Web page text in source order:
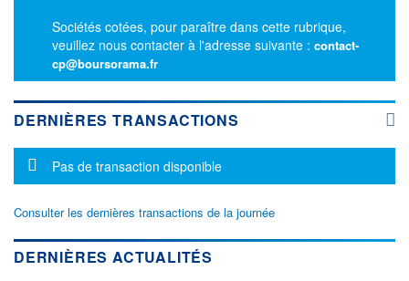
Sociétés cotées, pour paraître dans cette rubrique,
veuillez nous contacter à l'adresse suivante : contact-
cp@boursorama.fr
DERNIÈRES TRANSACTIONS
Message d'information
Pas de transaction disponible
Consulter les dernières transactions de la journée
DERNIÈRES ACTUALITÉS